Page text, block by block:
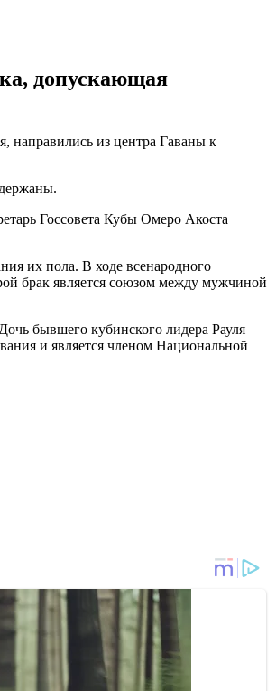
допускающая
направились из центра Гаваны к
Госсовета Кубы Омеро Акоста
их пола. В ходе всенародного
брак является союзом между мужчиной
бывшего кубинского лидера Рауля
и является членом Национальной